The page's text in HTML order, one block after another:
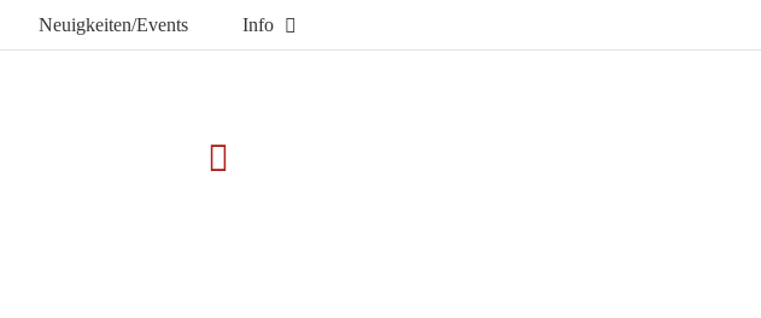
Neuigkeiten/Events Info